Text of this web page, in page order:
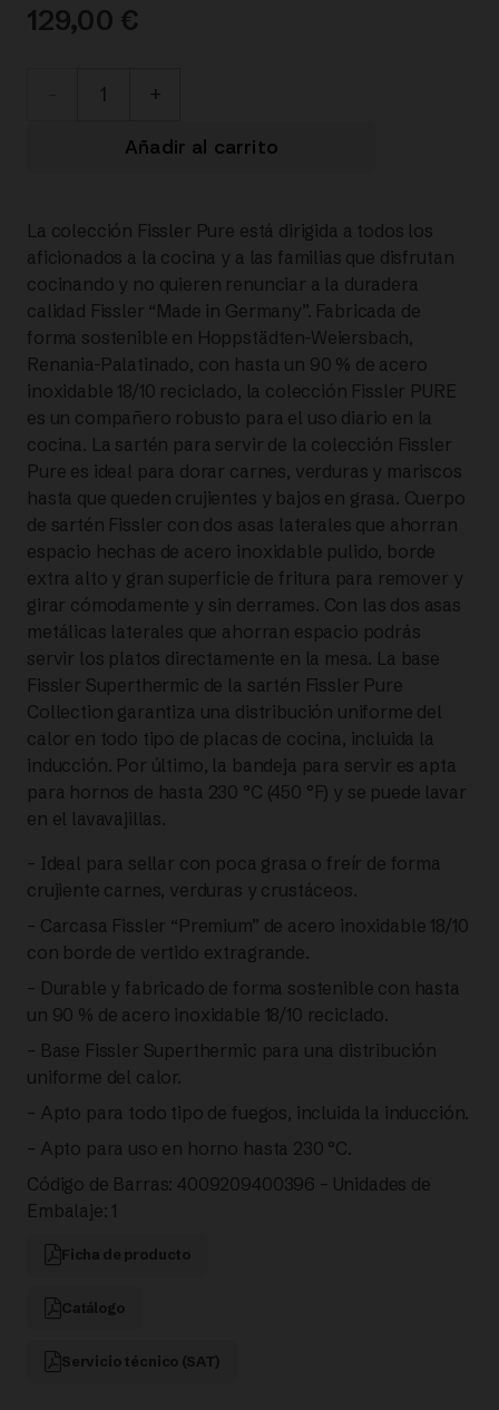
129,00 €
100/0
Pure
Profi®
RUSTIDERA
DE
ACERO
28
CM |
FISSLER
cantidad
Añadir al carrito
La colección Fissler Pure está dirigida a todos los
aficionados a la cocina y a las familias que disfrutan
cocinando y no quieren renunciar a la duradera
calidad Fissler “Made in Germany”. Fabricada de
forma sostenible en Hoppstädten-Weiersbach,
Renania-Palatinado, con hasta un 90 % de acero
inoxidable 18/10 reciclado, la colección Fissler PURE
es un compañero robusto para el uso diario en la
cocina. La sartén para servir de la colección Fissler
Pure es ideal para dorar carnes, verduras y mariscos
hasta que queden crujientes y bajos en grasa. Cuerpo
de sartén Fissler con dos asas laterales que ahorran
espacio hechas de acero inoxidable pulido, borde
extra alto y gran superficie de fritura para remover y
girar cómodamente y sin derrames. Con las dos asas
metálicas laterales que ahorran espacio podrás
servir los platos directamente en la mesa. La base
Fissler Superthermic de la sartén Fissler Pure
Collection garantiza una distribución uniforme del
calor en todo tipo de placas de cocina, incluida la
inducción. Por último, la bandeja para servir es apta
para hornos de hasta 230 °C (450 °F) y se puede lavar
en el lavavajillas.
– Ideal para sellar con poca grasa o freír de forma
crujiente carnes, verduras y crustáceos.
– Carcasa Fissler “Premium” de acero inoxidable 18/10
con borde de vertido extragrande.
– Durable y fabricado de forma sostenible con hasta
un 90 % de acero inoxidable 18/10 reciclado.
– Base Fissler Superthermic para una distribución
uniforme del calor.
– Apto para todo tipo de fuegos, incluida la inducción.
– Apto para uso en horno hasta 230 °C.
Código de Barras: 4009209400396 – Unidades de
Embalaje: 1
Ficha de producto
Catálogo
Servicio técnico (SAT)